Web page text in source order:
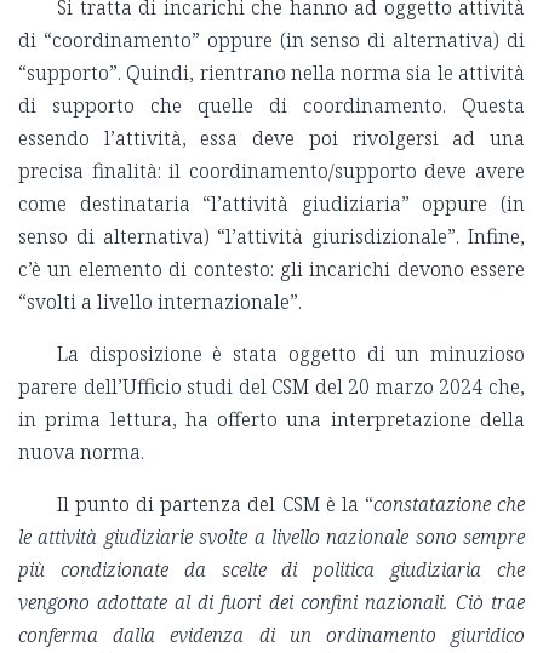
Si tratta di incarichi che hanno ad oggetto attività
di “coordinamento” oppure (in senso di alternativa) di
“supporto”. Quindi, rientrano nella norma sia le attività
di supporto che quelle di coordinamento. Questa
essendo l’attività, essa deve poi rivolgersi ad una
precisa finalità: il coordinamento/supporto deve avere
come destinataria “l’attività giudiziaria” oppure (in
senso di alternativa) “l’attività giurisdizionale”. Infine,
c’è un elemento di contesto: gli incarichi devono essere
“svolti a livello internazionale”.
La disposizione è stata oggetto di un minuzioso
parere dell’Ufficio studi del CSM del 20 marzo 2024 che,
in prima lettura, ha offerto una interpretazione della
nuova norma.
Il punto di partenza del CSM è la “constatazione che
le attività giudiziarie svolte a livello nazionale sono sempre
più condizionate da scelte di politica giudiziaria che
vengono adottate al di fuori dei confini nazionali. Ciò trae
conferma dalla evidenza di un ordinamento giuridico